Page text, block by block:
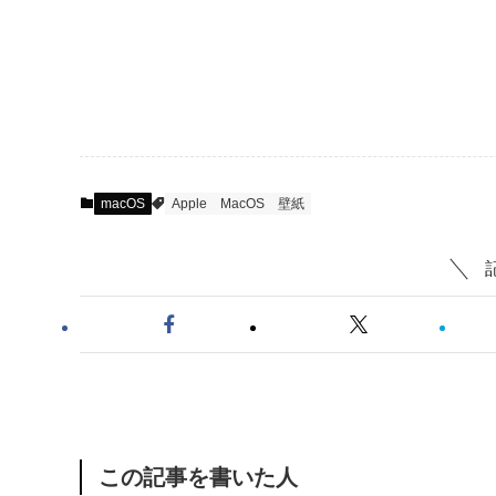
macOS Apple MacOS 壁紙
この記事を書いた人